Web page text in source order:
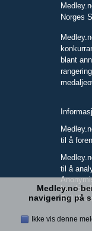
Norges
blant
til å
til å
kun
Full IP-
Medley.no
navigering på
Ikke vis denne